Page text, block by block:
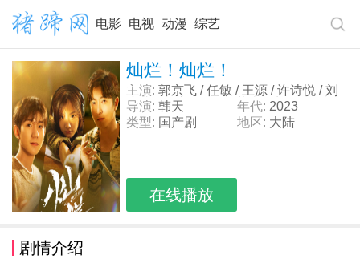
电影 电视 动漫 综艺
灿烂！灿烂！
主演: 郭京飞 / 任敏 / 王源 / 许诗悦 / 刘
小北 / 何廖侣匀 / 赵蕴卓 / 鹿骐 / 孔冉
导演: 韩天 年代: 2023
类型: 国产剧 地区: 大陆
在线播放
剧情介绍